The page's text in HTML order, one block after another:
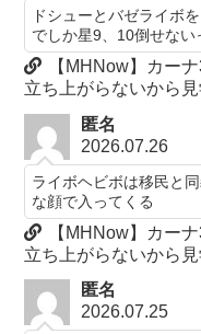
ドシューとバゼライボ
でしか星9、10倒せない
【MHNow】カー
立ち上がらないから
匿名
2026.07.26
ライボヘビボは移民と
な顔で入ってくる
【MHNow】カー
立ち上がらないから
匿名
2026.07.25